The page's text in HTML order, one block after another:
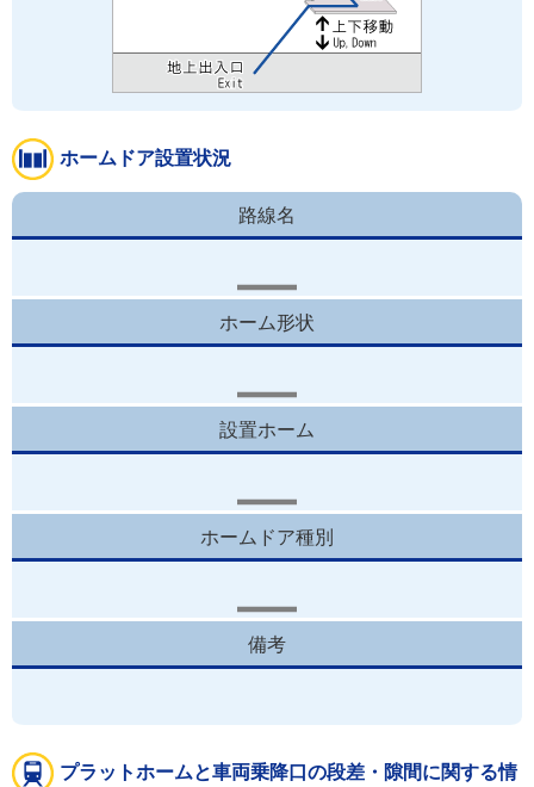
ホームドア設置状況
路線名
ホーム形状
設置ホーム
ホームドア種別
備考
プラットホームと車両乗降口の段差・隙間に関する情